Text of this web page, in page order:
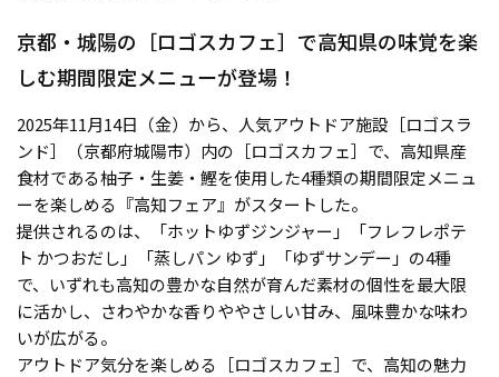
京都・城陽の［ロゴスカフェ］で高知県の味覚を楽
しむ期間限定メニューが登場！
2025年11月14日（金）から、人気アウトドア施設［ロゴスラ
ンド］（京都府城陽市）内の［ロゴスカフェ］で、⾼知県産
⾷材である柚子・生姜・鰹を使⽤した4種類の期間限定メニュ
ーを楽しめる『高知フェア』がスタートした。
提供されるのは、「ホットゆずジンジャー」「フレフレポテ
ト かつおだし」「蒸しパン ゆず」「ゆずサンデー」の4種
で、いずれも高知の豊かな自然が育んだ素材の個性を最大限
に活かし、さわやかな香りややさしい甘み、風味豊かな味わ
いが広がる。
アウトドア気分を楽しめる［ロゴスカフェ］で、高知の魅力